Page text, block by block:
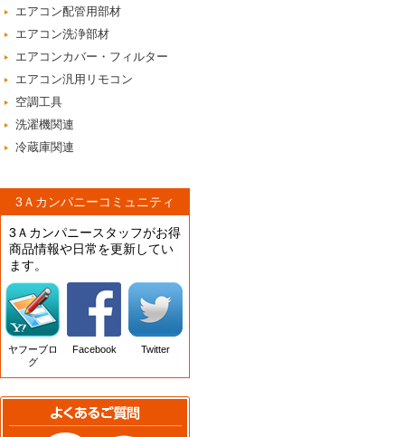
エアコン配管用部材
エアコン洗浄部材
エアコンカバー・フィルター
エアコン汎用リモコン
空調工具
洗濯機関連
冷蔵庫関連
3Ａカンパニーコミュニティ
3Ａカンパニースタッフがお得
商品情報や日常を更新してい
ます。
ヤフーブロ
グ
Facebook Twitter